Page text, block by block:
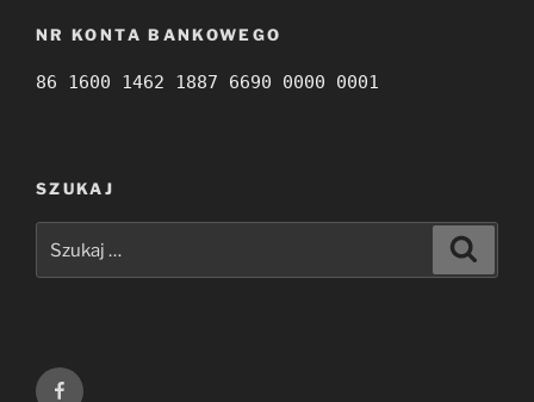
NR KONTA BANKOWEGO
86 1600 1462 1887 6690 0000 0001
SZUKAJ
Facebook